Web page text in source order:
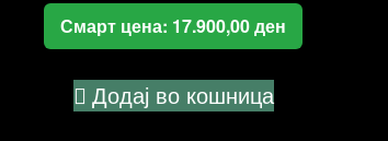
Смарт цена: 17.900,00ден
Додај во кошница